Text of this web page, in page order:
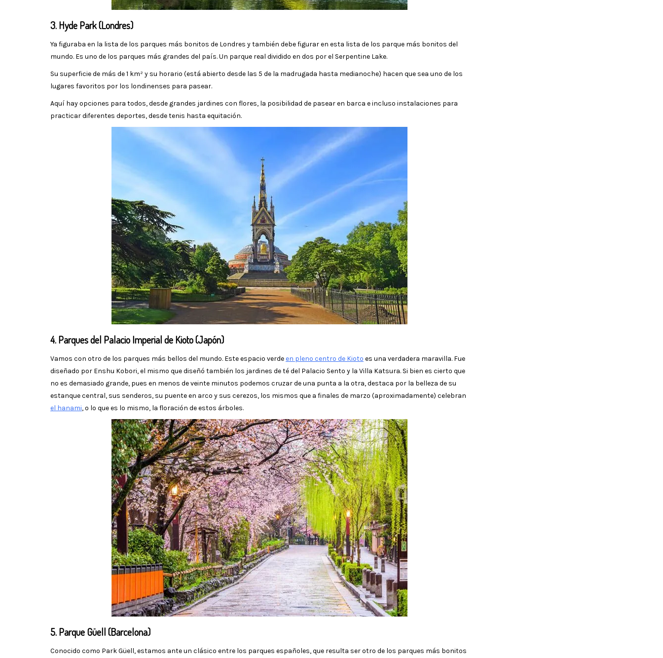
3. Hyde Park (Londres)
Ya figuraba en la lista de los parques más bonitos de Londres y también debe figurar en esta lista de los parque más bonitos del
mundo. Es uno de los parques más grandes del país. Un parque real dividido en dos por el Serpentine Lake.
Su superficie de más de 1 km² y su horario (está abierto desde las 5 de la madrugada hasta medianoche) hacen que sea uno de los
lugares favoritos por los londinenses para pasear.
Aquí hay opciones para todos, desde grandes jardines con flores, la posibilidad de pasear en barca e incluso instalaciones para
practicar diferentes deportes, desde tenis hasta equitación.
4. Parques del Palacio Imperial de Kioto (Japón)
Vamos con otro de los parques más bellos del mundo. Este espacio verdeen pleno centro de Kioto es una verdadera maravilla. Fue
diseñado por Enshu Kobori, el mismo que diseñó también los jardines de té del Palacio Sento y la Villa Katsura. Si bien es cierto que
no es demasiado grande, pues en menos de veinte minutos podemos cruzar de una punta a la otra, destaca por la belleza de su
estanque central, sus senderos, su puente en arco y sus cerezos, los mismos que a finales de marzo (aproximadamente) celebran
el hanami, o lo que es lo mismo, la floración de estos árboles.
5. Parque Güell (Barcelona)
Conocido como Park Güell, estamos ante un clásico entre los parques españoles, que resulta ser otro de los parques más bonitos